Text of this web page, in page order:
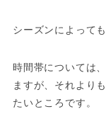
シーズンによって
時間帯については
ますが、それより
たいところです。